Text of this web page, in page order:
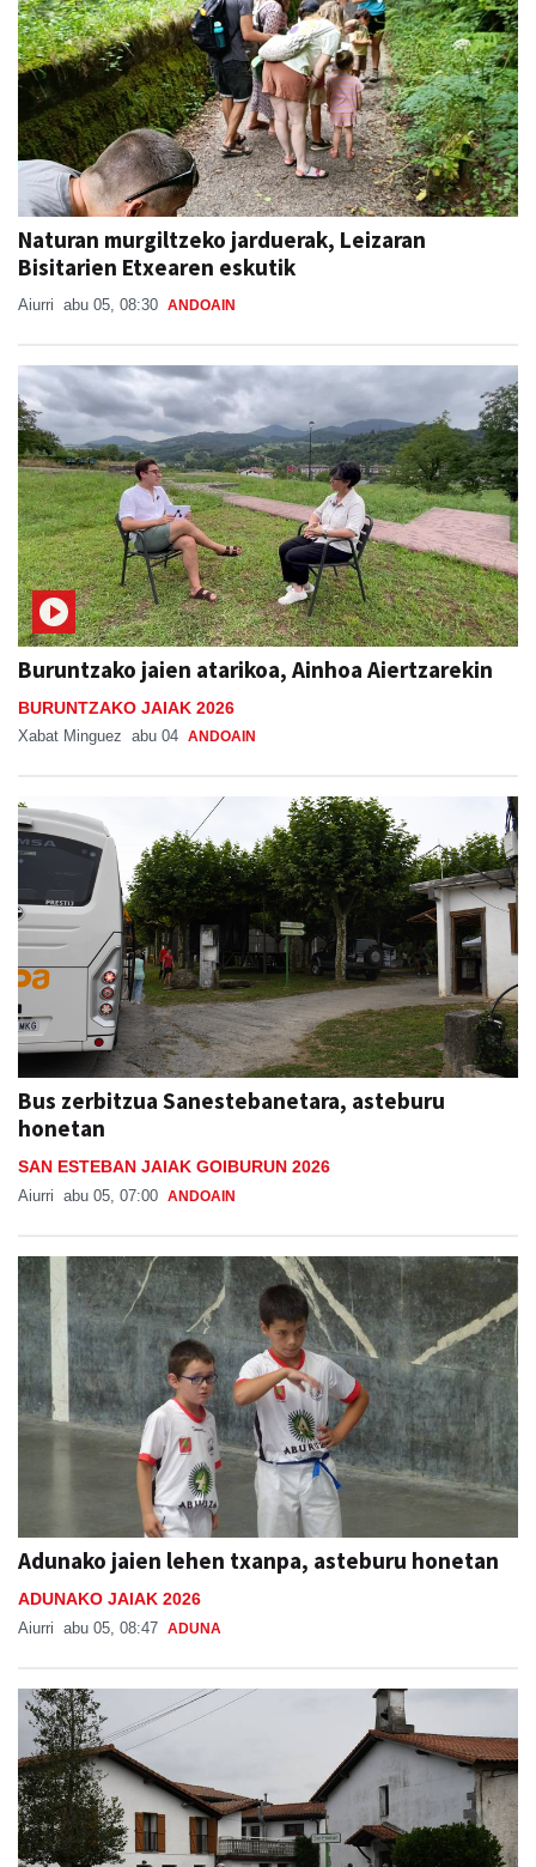
Naturan murgiltzeko jarduerak, Leizaran
Bisitarien Etxearen eskutik
Aiurri abu 05, 08:30 ANDOAIN
Buruntzako jaien atarikoa, Ainhoa Aiertzarekin
BURUNTZAKO JAIAK 2026
Xabat Minguez abu 04 ANDOAIN
Bus zerbitzua Sanestebanetara, asteburu
honetan
SAN ESTEBAN JAIAK GOIBURUN 2026
Aiurri abu 05, 07:00 ANDOAIN
Adunako jaien lehen txanpa, asteburu honetan
ADUNAKO JAIAK 2026
Aiurri abu 05, 08:47 ADUNA